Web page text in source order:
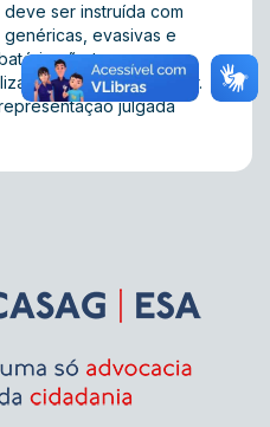
ser instruída com
evasivas e
não tem
imputação disciplinar.
julgada